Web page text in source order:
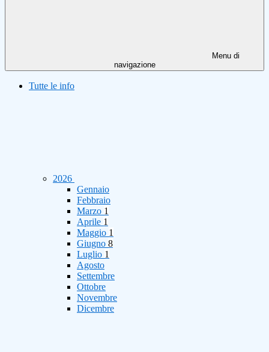
Menu di
navigazione
Tutte le info
2026
Gennaio
Febbraio
Marzo 1
Aprile 1
Maggio 1
Giugno 8
Luglio 1
Agosto
Settembre
Ottobre
Novembre
Dicembre